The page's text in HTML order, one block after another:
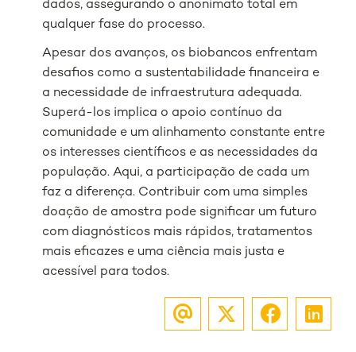
dados, assegurando o anonimato total em
qualquer fase do processo.
Apesar dos avanços, os biobancos enfrentam
desafios como a sustentabilidade financeira e
a necessidade de infraestrutura adequada.
Superá-los implica o apoio contínuo da
comunidade e um alinhamento constante entre
os interesses científicos e as necessidades da
população. Aqui, a participação de cada um
faz a diferença. Contribuir com uma simples
doação de amostra pode significar um futuro
com diagnósticos mais rápidos, tratamentos
mais eficazes e uma ciência mais justa e
acessível para todos.